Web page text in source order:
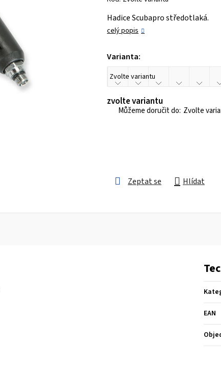
0,0
z 5
Hadice Scubapro středotlaká.
celý popis
Varianta:
zvolte variantu
Zvolte
Zeptat se Hlídat
EAN